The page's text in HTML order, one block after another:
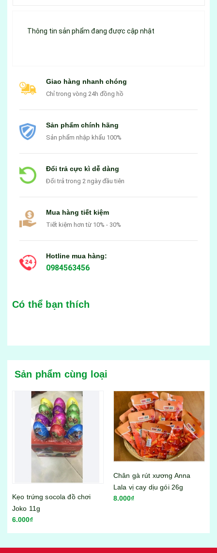
Thông tin sản phẩm đang được cập nhật
Giao hàng nhanh chóng
Chỉ trong vòng 24h đồng hồ
Sản phẩm chính hãng
Sản phẩm nhập khẩu 100%
Đổi trả cực kì dễ dàng
Đổi trả trong 2 ngày đầu tiên
Mua hàng tiết kiệm
Tiết kiệm hơn từ 10% - 30%
Hotline mua hàng:
0984563456
Có thể bạn thích
Sản phẩm cùng loại
Chân gà rút xương Anna
8.000₫
Bánh tráng trộn Miss Bánh